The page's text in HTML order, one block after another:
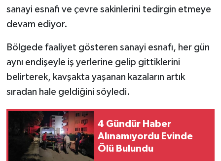
sanayi esnafı ve çevre sakinlerini tedirgin etmeye
devam ediyor.
Bölgede faaliyet gösteren sanayi esnafı, her gün
aynı endişeyle iş yerlerine gelip gittiklerini
belirterek, kavşakta yaşanan kazaların artık
sıradan hale geldiğini söyledi.
4 Gündür Haber
Alınamıyordu Evinde
Ölü Bulundu